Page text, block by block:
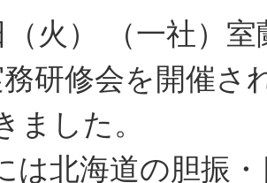
火） （一社）
研修会を開催さ
ました。
は北海道の胆振